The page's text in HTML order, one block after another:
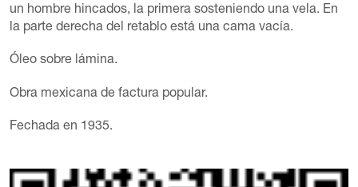
un hombre hincados, la primera sosteniendo una vela. En
la parte derecha del retablo está una cama vacía.
Óleo sobre lámina.
Obra mexicana de factura popular.
Fechada en 1935.